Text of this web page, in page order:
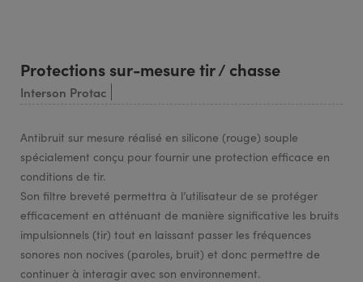
Protections sur-mesure tir / chasse
Interson Protac
Antibruit sur mesure réalisé en silicone (rouge) souple
spécialement conçu pour fournir une protection efficace en
conditions de tir.
Son filtre breveté permettra à l’utilisateur de se protéger
efficacement en atténuant de manière significative les bruits
impulsionnels (tir) tout en laissant passer les fréquences
sonores non nocives (paroles, bruit) et donc permettre de
continuer à interagir avec son environnement.